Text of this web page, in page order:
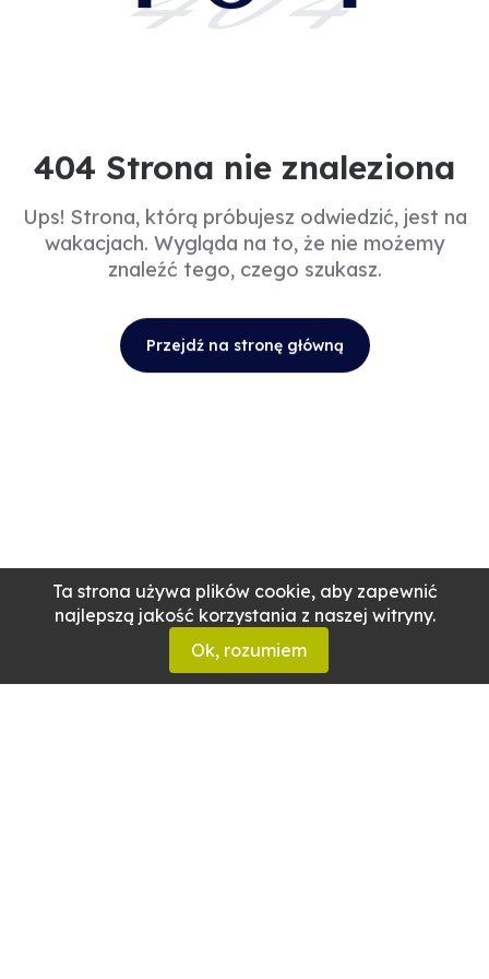
Ta strona używa plików cookie, aby zapewnić
najlepszą jakość korzystania z naszej witryny.
Ok, rozumiem
404 Strona nie znaleziona
Ups! Strona, którą próbujesz odwiedzić, jest na
wakacjach. Wygląda na to, że nie możemy
znaleźć tego, czego szukasz.
Przejdź na stronę główną